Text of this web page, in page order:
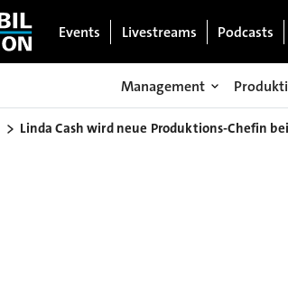
Events Livestreams Podcasts
Management
Linda Cash wird neue Produktions-Chefin